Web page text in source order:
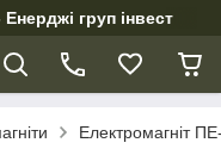
груп інвест
Електромагніт